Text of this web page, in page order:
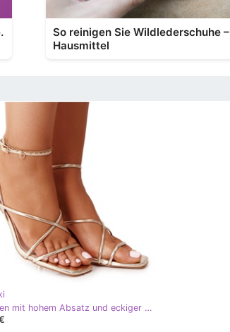
So reinigen Sie Wildlederschuhe –
Hausmittel
Sandalen mit hohem Absatz und eckiger Spitze S.Barski C420-11 Złote golden